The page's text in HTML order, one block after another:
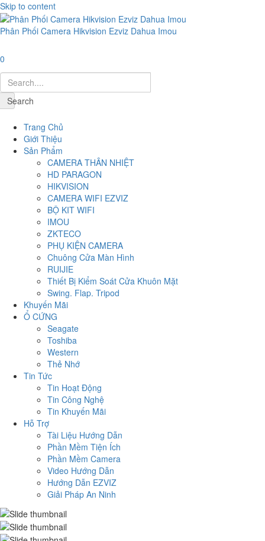
Skip to content
Phân Phối Camera Hikvision Ezviz Dahua Imou
0
Search
Trang Chủ
Giới Thiệu
Sản Phẩm
CAMERA THÂN NHIỆT
HD PARAGON
HIKVISION
CAMERA WIFI EZVIZ
BỘ KIT WIFI
IMOU
ZKTECO
PHỤ KIỆN CAMERA
Chuông Cửa Màn Hình
RUIJIE
Thiết Bị Kiểm Soát Cửa Khuôn Mặt
Swing. Flap. Tripod
Khuyến Mãi
Ổ CỨNG
Seagate
Toshiba
Western
Thẻ Nhớ
Tin Tức
Tin Hoạt Động
Tin Công Nghệ
Tin Khuyến Mãi
Hỗ Trợ
Tài Liệu Hướng Dẫn
Phần Mềm Tiện Ích
Phần Mềm Camera
Video Hướng Dẫn
Hướng Dẫn EZVIZ
Giải Pháp An Ninh